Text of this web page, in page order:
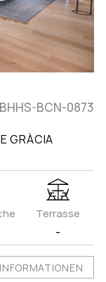
BHHS-BCN-0873
GRÀCIA
Terrasse
-